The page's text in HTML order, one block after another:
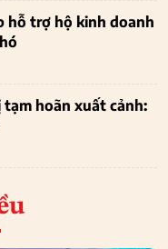
hỗ trợ hộ kinh doanh
hoãn xuất cảnh: